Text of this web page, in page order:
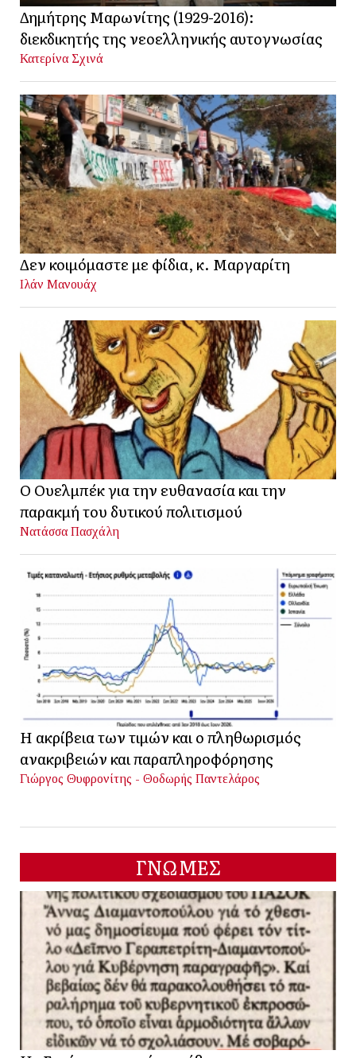
Δημήτρης Μαρωνίτης (1929-2016):
διεκδικητής της νεοελληνικής αυτογνωσίας
Κατερίνα Σχινά
Δεν κοιμόμαστε με φίδια, κ. Μαργαρίτη
Ιλάν Μανουάχ
Ο Ουελμπέκ για την ευθανασία και την
παρακμή του δυτικού πολιτισμού
Νατάσσα Πασχάλη
Η ακρίβεια των τιμών και ο πληθωρισμός
ανακριβειών και παραπληροφόρησης
Γιώργος Θυφρονίτης - Θοδωρής Παντελάρος
ΓΝΩΜΕΣ